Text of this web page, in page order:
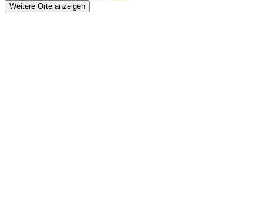
Weitere Orte anzeigen